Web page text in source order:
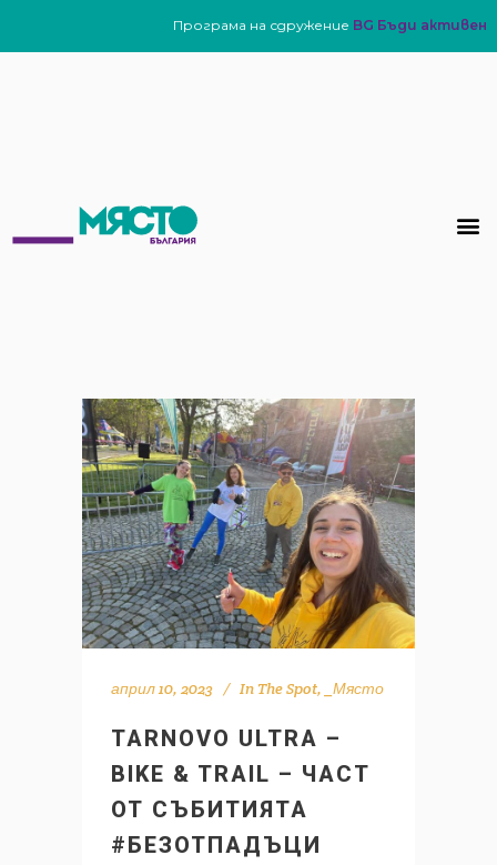
Програма на сдружение BG Бъди активен
април 10, 2023 In The Spot, _Място
TARNOVO ULTRA –
BIKE & TRAIL – ЧАСТ
ОТ СЪБИТИЯТА
#БЕЗОТПАДЪЦИ